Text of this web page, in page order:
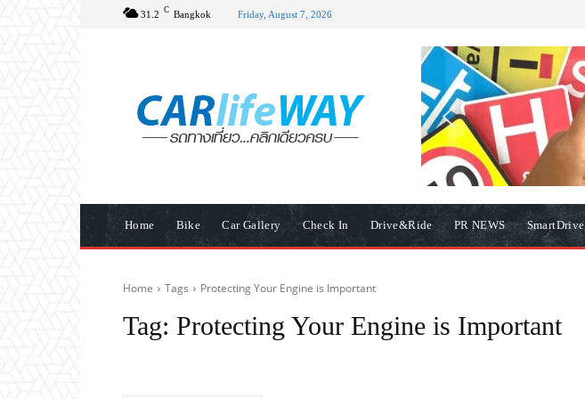
31.2 C Bangkok Friday, August 7, 2026
Home Bike Car Gallery Check In Drive&Ride PR NEWS SmartDrive
Home Tags Protecting Your Engine is Important
Tag: Protecting Your Engine is Important